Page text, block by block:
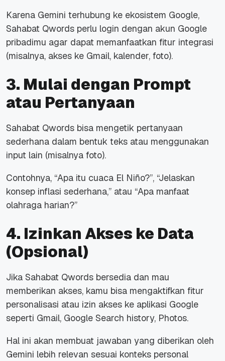
Karena Gemini terhubung ke ekosistem Google,
Sahabat Qwords perlu login dengan akun Google
pribadimu agar dapat memanfaatkan fitur integrasi
(misalnya, akses ke Gmail, kalender, foto).
3. Mulai dengan Prompt
atau Pertanyaan
Sahabat Qwords bisa mengetik pertanyaan
sederhana dalam bentuk teks atau menggunakan
input lain (misalnya foto).
Contohnya, “Apa itu cuaca El Niño?”, “Jelaskan
konsep inflasi sederhana,” atau “Apa manfaat
olahraga harian?”
4. Izinkan Akses ke Data
(Opsional)
Jika Sahabat Qwords bersedia dan mau
memberikan akses, kamu bisa mengaktifkan fitur
personalisasi atau izin akses ke aplikasi Google
seperti Gmail, Google Search history, Photos.
Hal ini akan membuat jawaban yang diberikan oleh
Gemini lebih relevan sesuai konteks personal